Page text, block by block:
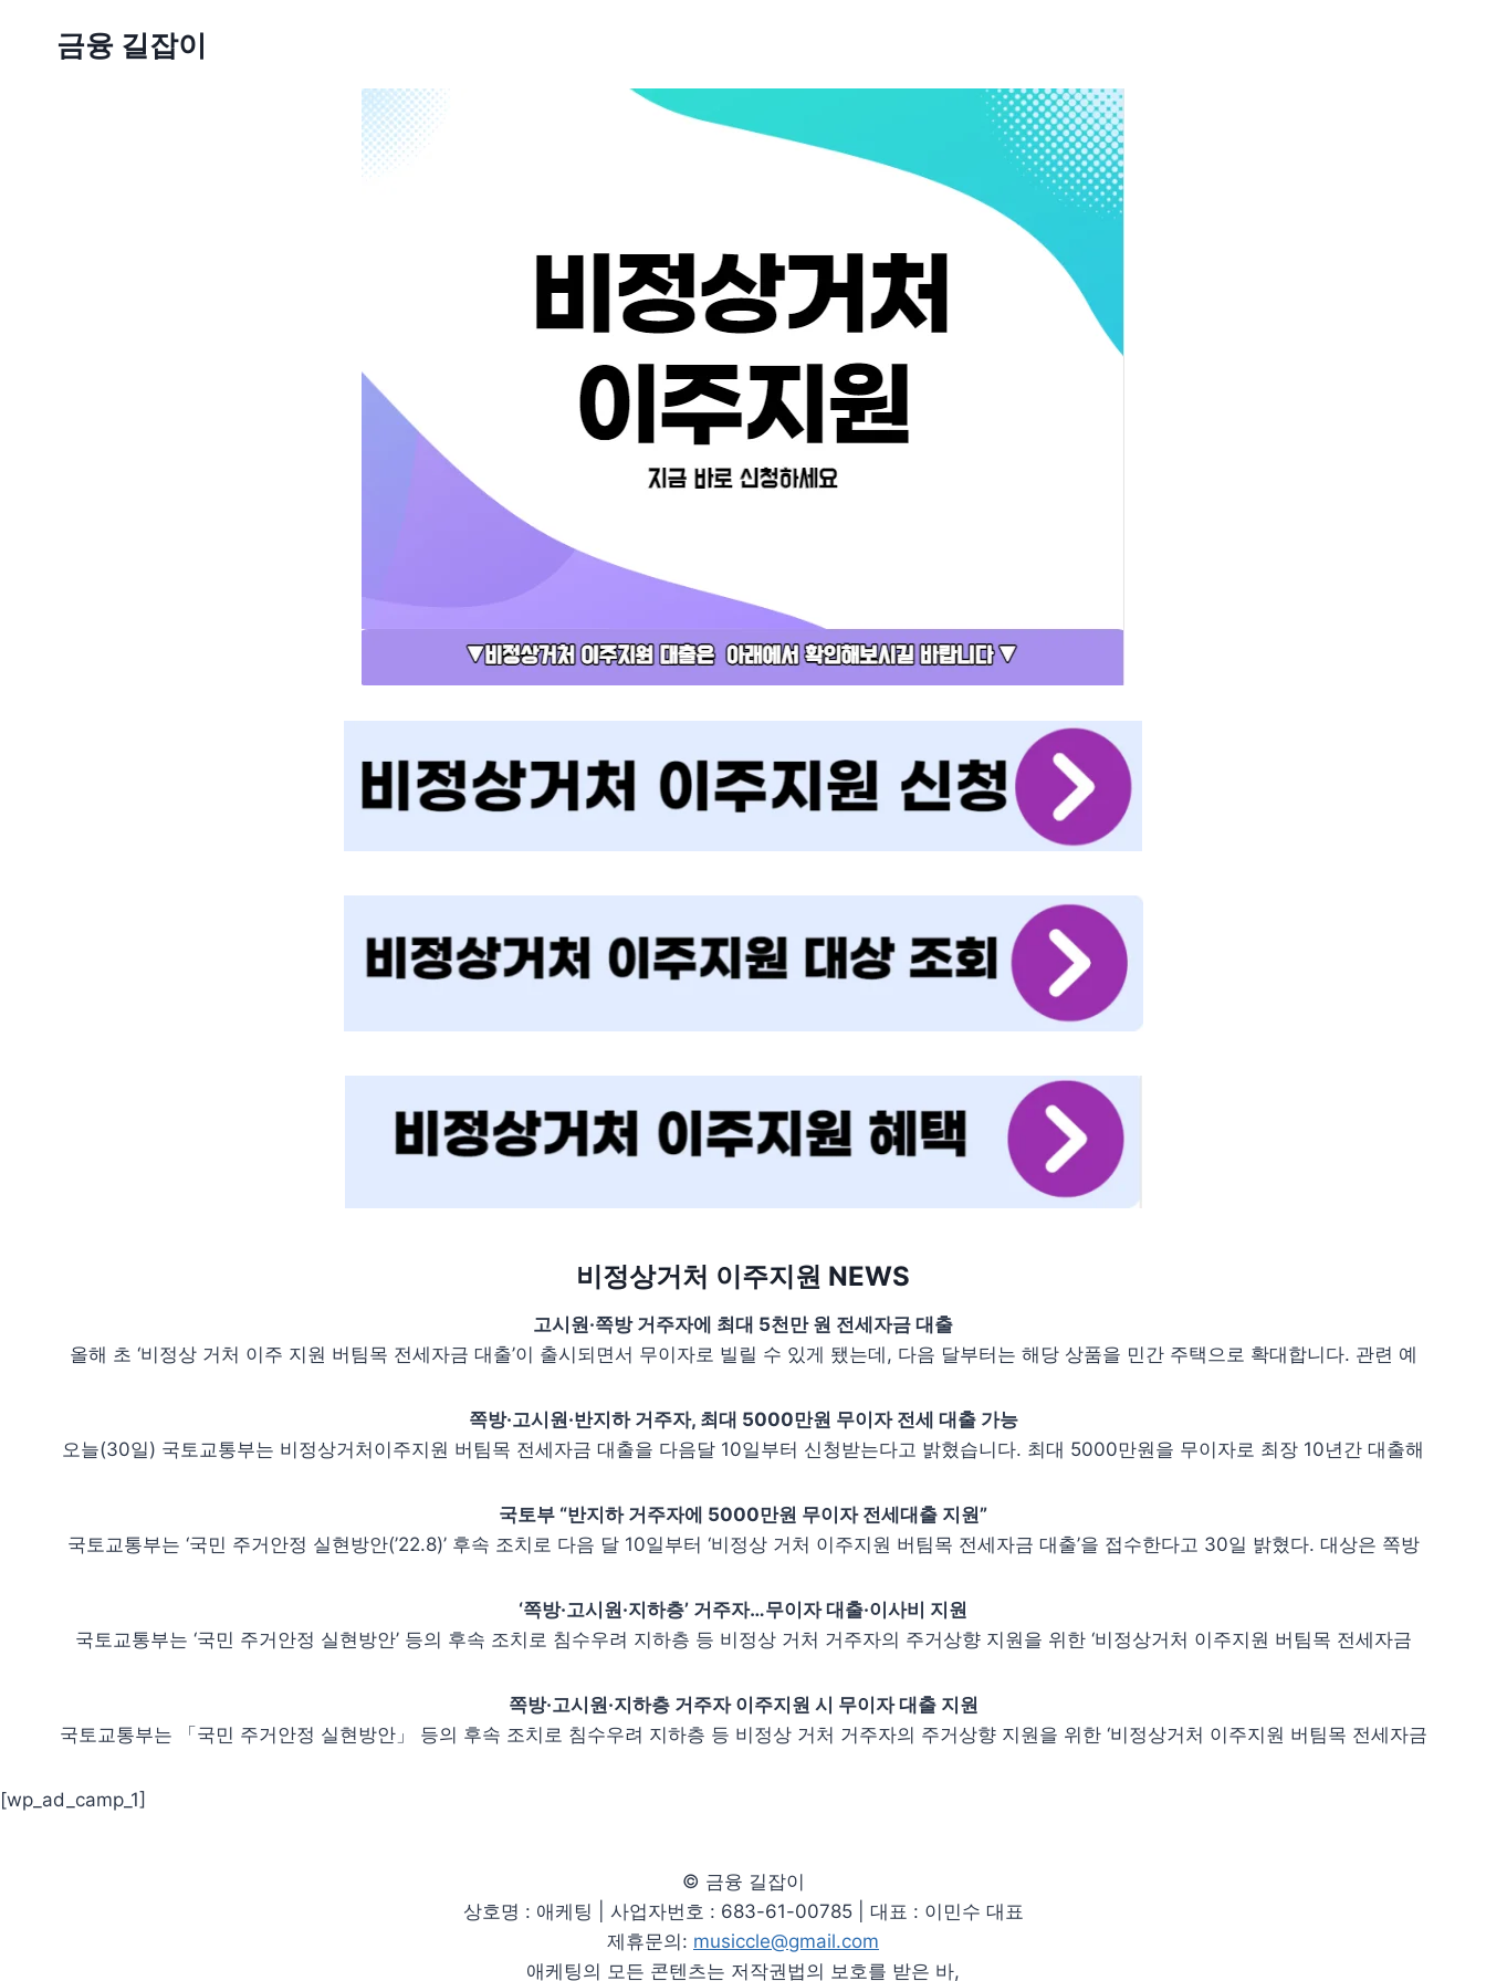
금융 길잡이
비정상거처 이주지원 NEWS
고시원·쪽방 거주자에 최대 5천만 원 전세자금 대출
올해 초 ‘비정상 거처 이주 지원 버팀목 전세자금 대출’이 출시되면서 무이자로 빌릴 수 있게 됐는데, 다음 달부터는 해당 상품을 민간 주택으로 확대합니다. 관련 예
쪽방·고시원·반지하 거주자, 최대 5000만원 무이자 전세 대출 가능
오늘(30일) 국토교통부는 비정상거처이주지원 버팀목 전세자금 대출을 다음달 10일부터 신청받는다고 밝혔습니다. 최대 5000만원을 무이자로 최장 10년간 대출해
국토부 “반지하 거주자에 5000만원 무이자 전세대출 지원”
국토교통부는 ‘국민 주거안정 실현방안(’22.8)’ 후속 조치로 다음 달 10일부터 ‘비정상 거처 이주지원 버팀목 전세자금 대출’을 접수한다고 30일 밝혔다. 대상은 쪽방
‘쪽방·고시원·지하층’ 거주자…무이자 대출·이사비 지원
국토교통부는 ‘국민 주거안정 실현방안’ 등의 후속 조치로 침수우려 지하층 등 비정상 거처 거주자의 주거상향 지원을 위한 ‘비정상거처 이주지원 버팀목 전세자금
쪽방·고시원·지하층 거주자 이주지원 시 무이자 대출 지원
국토교통부는 「국민 주거안정 실현방안」 등의 후속 조치로 침수우려 지하층 등 비정상 거처 거주자의 주거상향 지원을 위한 ‘비정상거처 이주지원 버팀목 전세자금
[wp_ad_camp_1]
© 금융 길잡이
상호명 : 애케팅 | 사업자번호 : 683-61-00785 | 대표 : 이민수 대표
제휴문의: musiccle@gmail.com
애케팅의 모든 콘텐츠는 저작권법의 보호를 받은 바,